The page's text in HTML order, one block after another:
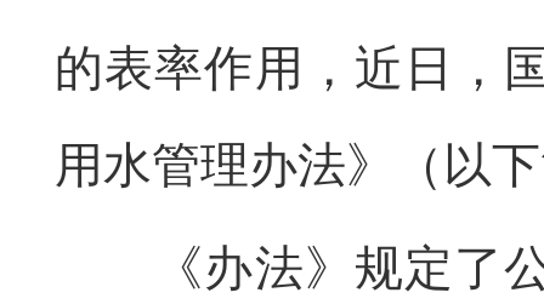
的表率作用，近日，
用水管理办法》（以
《办法》规定了公